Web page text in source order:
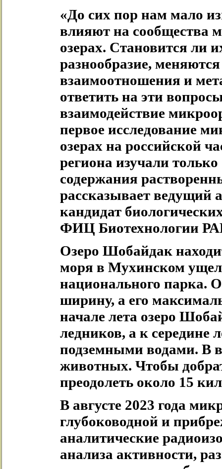
«До сих пор нам мало
влияют на сообщества
озерах. Становится ли
разнообразие,
взаимоотношения и
ответить на эти
взаимодействие
первое исследование
озерах на российской
региона изучали
содержания
рассказывает ведущий
кандидат
ФИЦ Биотехнологии
Озеро Шобайдак
моря в Мухинском
национального парка.
ширину, а его
начале лета озеро
ледников, а к середине
подземными водами. В
животных. Чтобы
преодолеть около 15
В августе 2023 года
глубоководной и
аналитические
анализа активности,